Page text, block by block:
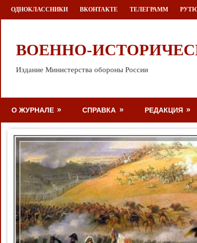
Перейти
к
ОДНОКЛАССНИКИ ВКОНТАКТЕ ТЕЛЕГРАММ
ВОЕННО-
Издание Министерства обороны России
О ЖУРНАЛЕ СПРАВКА РЕДАКЦИЯ